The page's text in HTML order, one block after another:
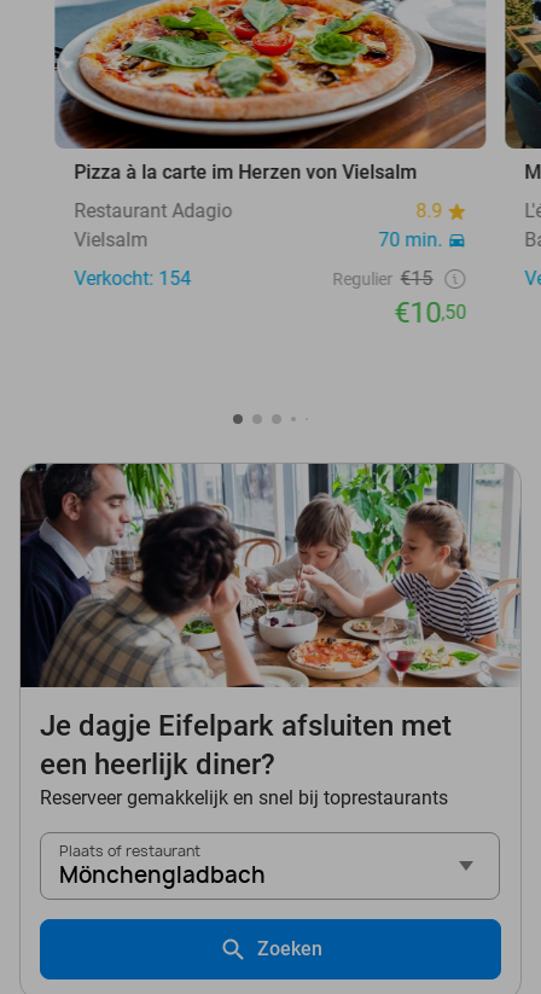
Pizza à la carte im Herzen von Vielsalm
Restaurant Adagio
8.9
Vielsalm
70 min.
Verkocht: 154
Regulier €15
€10,50
Je dagje Eifelpark afsluiten met
een heerlijk diner?
Reserveer gemakkelijk en snel bij toprestaurants
Plaats of restaurant
Mönchengladbach
Zoeken